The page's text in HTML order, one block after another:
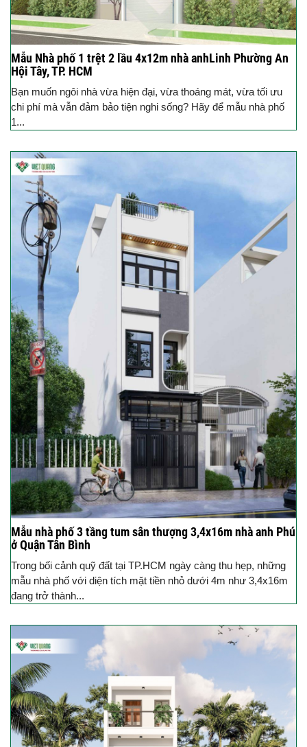
Mẫu Nhà phố 1 trệt 2 lầu 4x12m nhà anhLinh Phường An
Hội Tây, TP. HCM
Bạn muốn ngôi nhà vừa hiện đại, vừa thoáng mát, vừa tối ưu
chi phí mà vẫn đảm bảo tiện nghi sống? Hãy để mẫu nhà phố
1...
Mẫu nhà phố 3 tầng tum sân thượng 3,4x16m nhà anh Phú
ở Quận Tân Bình
Trong bối cảnh quỹ đất tại TP.HCM ngày càng thu hẹp, những
mẫu nhà phố với diện tích mặt tiền nhỏ dưới 4m như 3,4x16m
đang trở thành...